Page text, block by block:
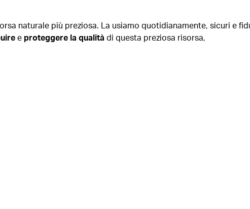
naturale più preziosa. La usiamo quotidianamente, sicuri e
e proteggere la qualità di questa preziosa risorsa,